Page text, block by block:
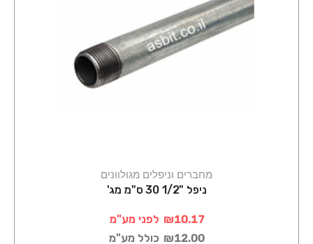
מחברים וניפלים מגולוונים
ניפל "1/2 30 ס"מ מג'
₪10.17 לפני מע"מ
₪12.00 כולל מע"מ